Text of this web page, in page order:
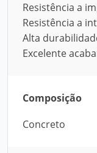
Resistência a
Resistência a
Alta
Excelente
Composição
Concreto